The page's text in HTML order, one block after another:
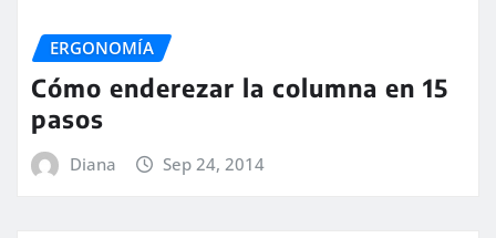
ERGONOMÍA
Cómo enderezar la columna en 15
pasos
Diana Sep 24, 2014